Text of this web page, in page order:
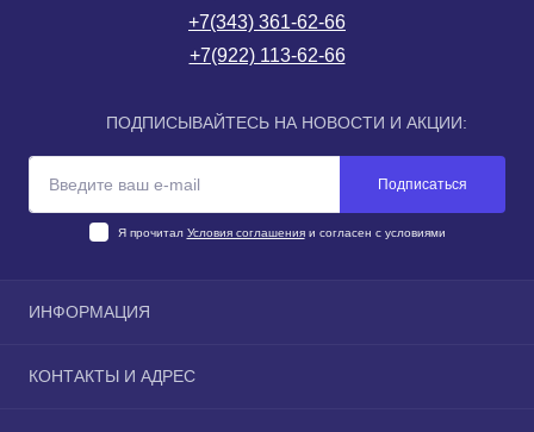
+7(343) 361-62-66
+7(922) 113-62-66
ПОДПИСЫВАЙТЕСЬ НА НОВОСТИ И АКЦИИ:
Подписаться
Я прочитал Условия соглашенияи согласен с условиями
ИНФОРМАЦИЯ
Доставка и оплата Екатеринбурге
КОНТАКТЫ И АДРЕС